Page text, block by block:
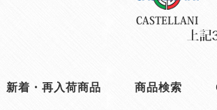
新着・再入荷商品 商品検索